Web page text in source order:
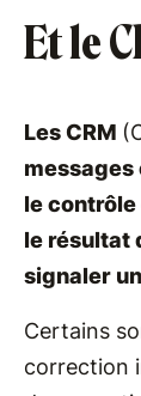
Et le
Les CRM
messages
le contrôle
le résultat
signaler
Certains
correction